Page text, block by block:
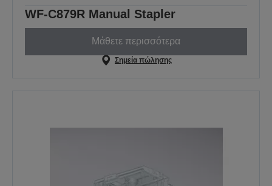
WF-C879R Manual Stapler
Μάθετε περισσότερα
Σημεία πώλησης